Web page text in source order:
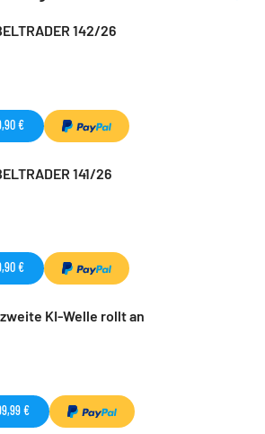
142/26
€
141/26
€
KI-Welle rollt an
€